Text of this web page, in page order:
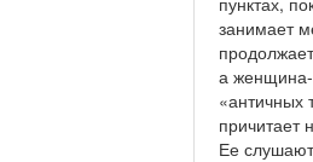
занимает
а женщина-
«античных
причитает
Ее